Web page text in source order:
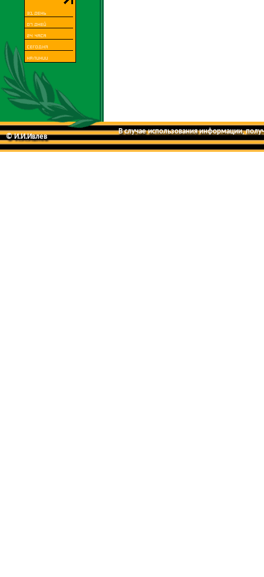
© И.И.Ивлев
В случае использования информации,